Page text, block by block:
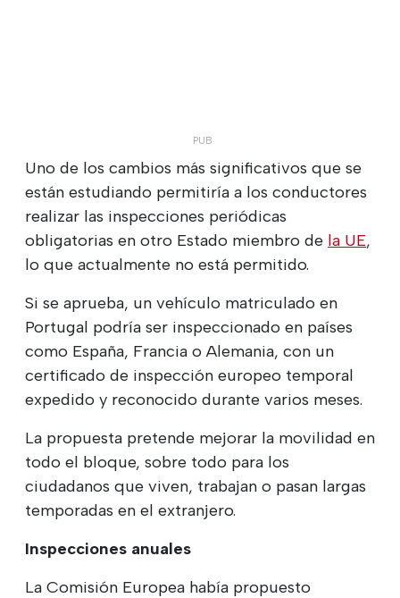
Uno de los cambios más significativos que se
están estudiando permitiría a los conductores
realizar las inspecciones periódicas
obligatorias en otro Estado miembro de la UE,
lo que actualmente no está permitido.
Si se aprueba, un vehículo matriculado en
Portugal podría ser inspeccionado en países
como España, Francia o Alemania, con un
certificado de inspección europeo temporal
expedido y reconocido durante varios meses.
La propuesta pretende mejorar la movilidad en
todo el bloque, sobre todo para los
ciudadanos que viven, trabajan o pasan largas
temporadas en el extranjero.
Inspecciones anuales
La Comisión Europea había propuesto